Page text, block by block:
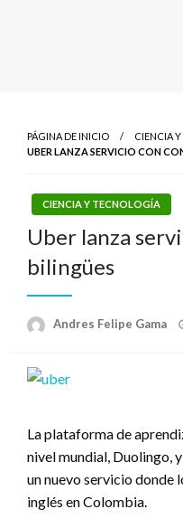
PÁGINA DE INICIO
CIENCIA
UBER LANZA SERVICIO CON
CIENCIA Y TECNOLOGÍA
Uber lanza
bilingües
Andres Felipe Gama
La plataforma de
nivel mundial, Duolingo,
un nuevo servicio donde
inglés en Colombia.